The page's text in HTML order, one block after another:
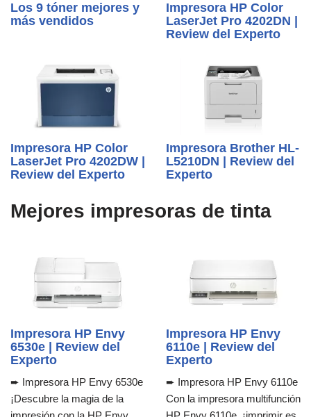
Los 9 tóner mejores y
más vendidos
Impresora HP Color
LaserJet Pro 4202DN |
Review del Experto
Impresora HP Color
LaserJet Pro 4202DW |
Review del Experto
Impresora Brother HL-
L5210DN | Review del
Experto
Mejores impresoras de tinta
Impresora HP Envy
6530e | Review del
Experto
➨ Impresora HP Envy 6530e
¡Descubre la magia de la
Impresora HP Envy
6110e | Review del
Experto
➨ Impresora HP Envy 6110e
Con la impresora multifunción